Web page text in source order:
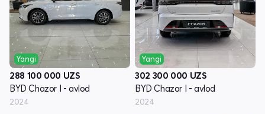
Yangi
288 100 000 UZS
BYD Chazor I - avlod
2024
Yangi
302 300 000 UZS
BYD Chazor I - avlod
2024